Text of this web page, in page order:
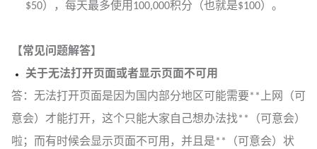
$50），每天最多使用100,000积分（也就是$100）。
【常见问题解答】
关于无法打开页面或者显示页面不可用
答：无法打开页面是因为国内部分地区可能需要**上网（可
意会）才能打开，这个只能大家自己想办法找**（可意会）
啦；而有时候会显示页面不可用，并且是**（可意会）状